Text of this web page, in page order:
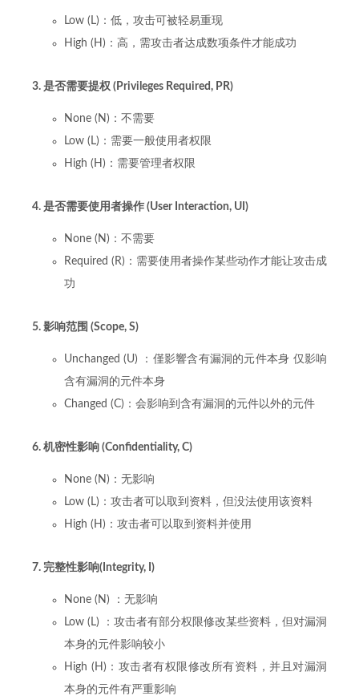
Low (L)：低，攻击可被轻易重现
High (H)：高，需攻击者达成数项条件才能成功
3. 是否需要提权 (Privileges Required, PR)
None (N)：不需要
Low (L)：需要一般使用者权限
High (H)：需要管理者权限
4. 是否需要使用者操作 (User Interaction, UI)
None (N)：不需要
Required (R)：需要使用者操作某些动作才能让攻击成
功
5. 影响范围 (Scope, S)
Unchanged (U) ：僅影響含有漏洞的元件本身 仅影响
含有漏洞的元件本身
Changed (C)：会影响到含有漏洞的元件以外的元件
6. 机密性影响 (Confidentiality, C)
None (N)：无影响
Low (L)：攻击者可以取到资料，但没法使用该资料
High (H)：攻击者可以取到资料并使用
7. 完整性影响(Integrity, I)
None (N) ：无影响
Low (L) ：攻击者有部分权限修改某些资料，但对漏洞
本身的元件影响较小
High (H)：攻击者有权限修改所有资料，并且对漏洞
本身的元件有严重影响